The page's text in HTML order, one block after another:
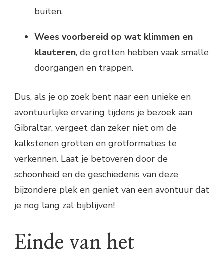
buiten.
Wees voorbereid op wat klimmen en
klauteren, de grotten hebben vaak smalle
doorgangen en trappen.
Dus, als je op zoek bent naar een unieke en
avontuurlijke ervaring tijdens je bezoek aan
Gibraltar, vergeet dan zeker niet om de
kalkstenen grotten en grotformaties te
verkennen. Laat je betoveren door de
schoonheid en de geschiedenis van deze
bijzondere plek en geniet van een avontuur dat
je nog lang zal bijblijven!
Einde van het